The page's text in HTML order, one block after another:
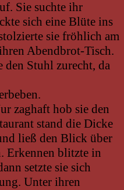
Sie suchte ihr
sich eine Blüte ins
sie fröhlich am
Abendbrot-Tisch.
Stuhl zurecht, da
zaghaft hob sie den
stand die Dicke
ließ den Blick über
Erkennen blitzte in
setzte sie sich
Unter ihren